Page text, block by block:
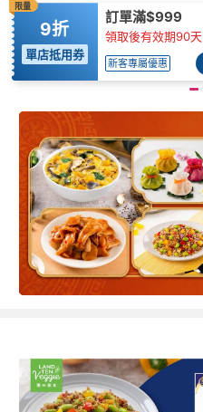
限量
9折
單店抵用券
訂單滿$999
領取後有效期90天
新客專屬優惠